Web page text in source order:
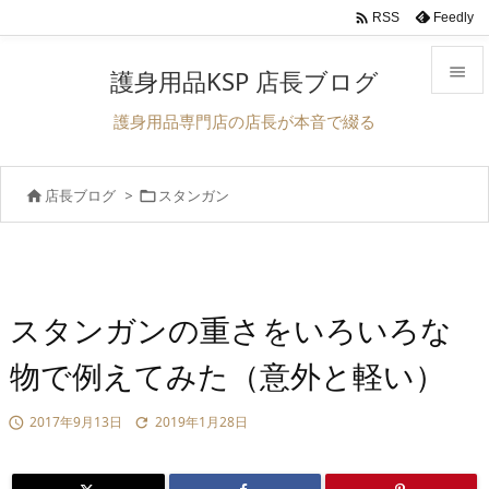


 RSS Feedly
護身用品KSP 店長ブログ
護身用品専門店の店長が本音で綴る
 店長ブログ > スタンガン
スタンガンの重さをいろいろな
物で例えてみた（意外と軽い）
 2017年9月13日  2019年1月28日